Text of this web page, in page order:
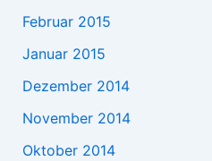
Februar 2015
Januar 2015
Dezember 2014
November 2014
Oktober 2014